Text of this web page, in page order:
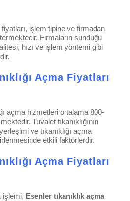
fiyatları, işlem tipine ve firmadan
Firmaların sunduğu
hızı ve işlem yöntemi gibi
Açma Fiyatları
açma hizmetleri ortalama 800-
Tuvalet tıkanıklığının
ve tıkanıklığı açma
etkili faktörlerdir.
Açma Fiyatları
işlemi, Esenler tıkanıklık açma